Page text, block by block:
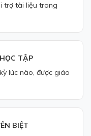
trợ tài liệu trong
TẬP
lúc nào, được giáo
BIỆT